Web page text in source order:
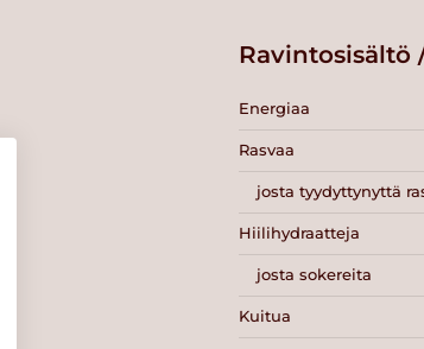
Ravintosisältö
Energiaa
Rasvaa
josta tyydyttynyttä
Hiilihydraatteja
josta sokereita
Kuitua